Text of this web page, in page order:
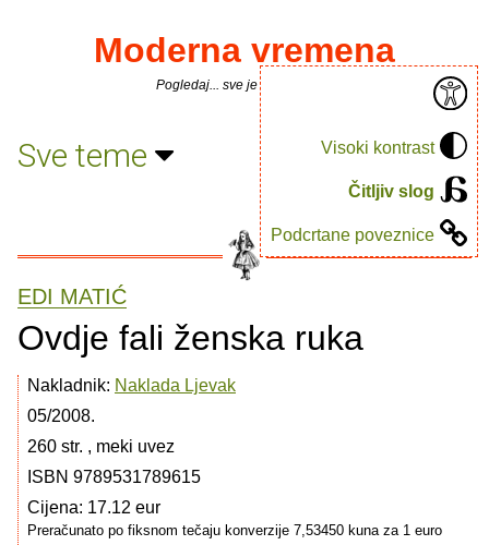
Visoki kontrast
Čitljiv slog
Podcrtane poveznice
Moderna vremena
Pogledaj... sve je puno knjiga.
Sve teme
EDI MATIĆ
Ovdje fali ženska ruka
Nakladnik: Naklada Ljevak
05/2008.
260 str. , meki uvez
ISBN 9789531789615
Cijena: 17.12 eur
Preračunato po fiksnom tečaju konverzije 7,53450 kuna za 1 euro